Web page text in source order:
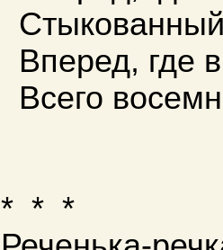
Вперед, где
Всего
* * *